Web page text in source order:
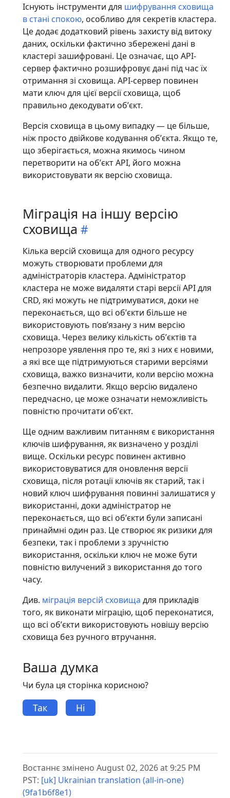
Існують інструменти для шифрування сховища
в стані спокою, особливо для секретів кластера.
Це додає додатковий рівень захисту від витоку
даних, оскільки фактично збережені дані в
кластері зашифровані. Це означає, що API-
сервер фактично розшифровує дані під час їх
отримання зі сховища. API-сервер повинен
мати ключ для цієї версії сховища, щоб
правильно декодувати обʼєкт.
Версія сховища в цьому випадку — це більше,
ніж просто двійкове кодування обʼєкта. Якщо те,
що зберігається, можна якимось чином
перетворити на обʼєкт API, його можна
використовувати як версію сховища.
Міграція на іншу версію
сховища
Кілька версій сховища для одного ресурсу
можуть створювати проблеми для
адміністраторів кластера. Адміністратор
кластера не може видаляти старі версії API для
CRD, які можуть не підтримуватися, доки не
переконається, що всі обʼєкти більше не
використовують повʼязану з ним версію
сховища. Через велику кількість обʼєктів та
непрозоре уявлення про те, які з них є новими,
а які все ще підтримуються старими версіями
сховища, важко визначити, коли версію можна
безпечно видалити. Якщо версію видалено
передчасно, це може означати неможливість
повністю прочитати обʼєкт.
Ще одним важливим питанням є використання
ключів шифрування, як визначено у розділі
вище. Оскільки ресурс повинен активно
використовуватися для оновлення версії
сховища, після ротації ключів як старий, так і
новий ключ шифрування повинні залишатися у
використанні, доки адміністратор не
переконається, що всі обʼєкти були записані
принаймні один раз. Це створює як ризики для
безпеки, так і проблеми з зручністю
використання, оскільки ключ не може бути
повністю вилучений з використання до того
часу.
Див. міграція версій сховища для прикладів
того, як виконати міграцію, щоб переконатися,
що всі обʼєкти використовують новішу версію
сховища без ручного втручання.
Ваша думка
Чи була ця сторінка корисною?
Так Ні
Востаннє змінено August 02, 2026 at 9:25 PM
PST: [uk] Ukrainian translation (all-in-one)
(9fa1b6f8e1)